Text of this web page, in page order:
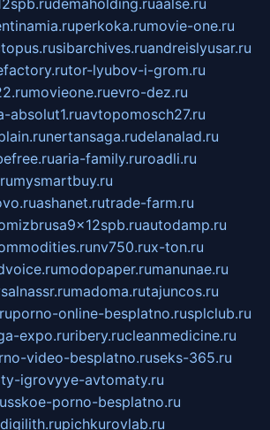
perkoka.rumovie-one.ru
sibarchives.ruandreislyusar.ru
tor-lyubov-i-grom.ru
movieone.ruevro-dez.ru
absolut1.ruavtopomosch27.ru
nertansaga.rudelanalad.ru
aria-family.ruroadli.ru
mysmartbuy.ru
ashanet.rutrade-farm.ru
autodamp.ru
nv750.rux-ton.ru
modopaper.rumanunae.ru
madoma.rutajuncos.ru
porno-online-besplatno.rusplclub.ru
expo.ruribery.rucleanmedicine.ru
video-besplatno.ruseks-365.ru
igrovyye-avtomaty.ru
porno-besplatno.ru
digilith.rupichkurovlab.ru